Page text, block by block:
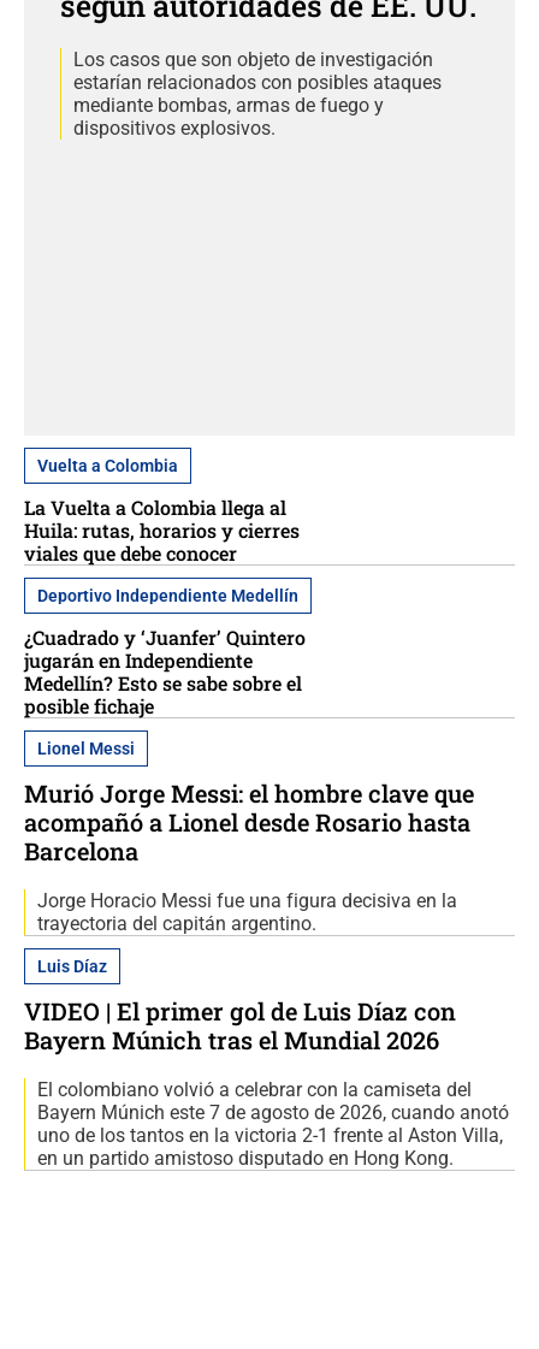
Los casos que son objeto de investigación
estarían relacionados con posibles ataques
mediante bombas, armas de fuego y
dispositivos explosivos.
Vuelta a Colombia
La Vuelta a Colombia llega al
Huila: rutas, horarios y cierres
viales que debe conocer
Deportivo Independiente Medellín
¿Cuadrado y ‘Juanfer’ Quintero
jugarán en Independiente
Medellín? Esto se sabe sobre el
posible fichaje
Lionel Messi
Murió Jorge Messi: el hombre clave que
acompañó a Lionel desde Rosario hasta
Barcelona
Jorge Horacio Messi fue una figura decisiva en la
trayectoria del capitán argentino.
Luis Díaz
VIDEO | El primer gol de Luis Díaz con
Bayern Múnich tras el Mundial 2026
El colombiano volvió a celebrar con la camiseta del
Bayern Múnich este 7 de agosto de 2026, cuando anotó
uno de los tantos en la victoria 2-1 frente al Aston Villa,
en un partido amistoso disputado en Hong Kong.